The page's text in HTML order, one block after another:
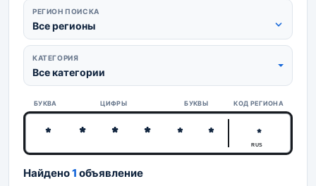
РЕГИОН ПОИСКА
Все регионы
КАТЕГОРИЯ
Все категории
БУКВА ЦИФРЫ БУКВЫ КОД РЕГИОНА
RUS
Найдено1 объявление